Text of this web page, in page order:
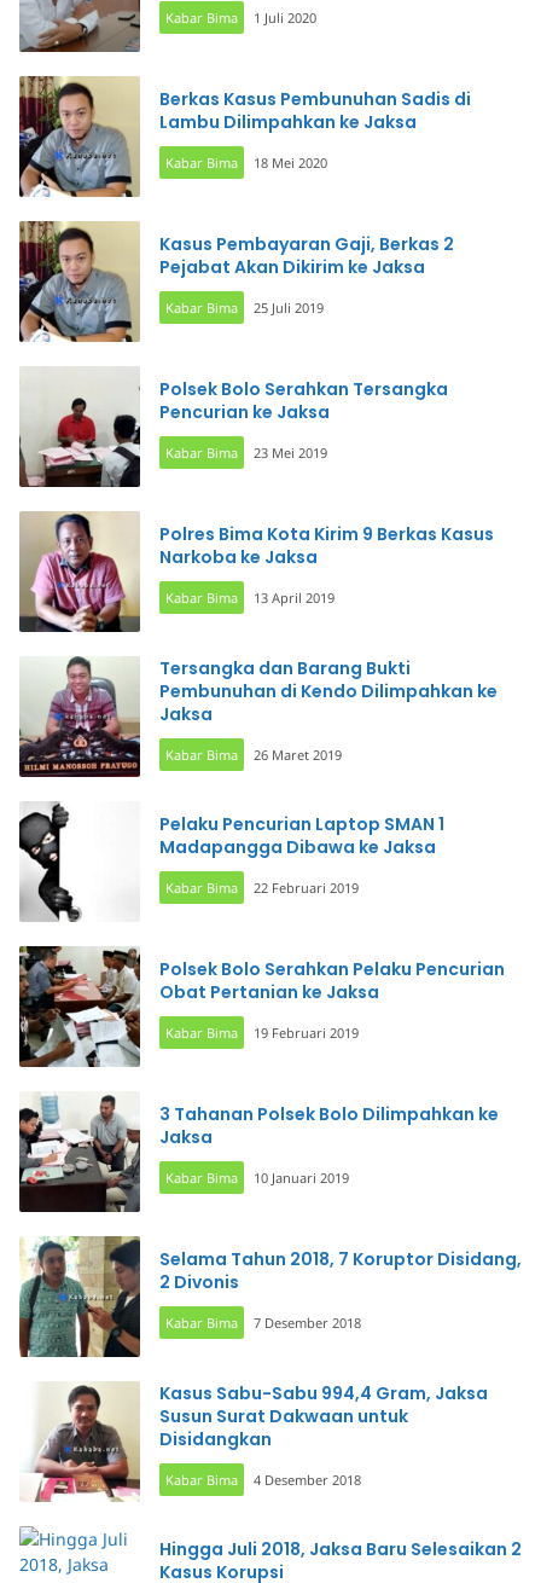
Kabar Bima 1 Juli 2020
Berkas Kasus Pembunuhan Sadis di
Lambu Dilimpahkan ke Jaksa
Kabar Bima 18 Mei 2020
Kasus Pembayaran Gaji, Berkas 2
Pejabat Akan Dikirim ke Jaksa
Kabar Bima 25 Juli 2019
Polsek Bolo Serahkan Tersangka
Pencurian ke Jaksa
Kabar Bima 23 Mei 2019
Polres Bima Kota Kirim 9 Berkas Kasus
Narkoba ke Jaksa
Kabar Bima 13 April 2019
Tersangka dan Barang Bukti
Pembunuhan di Kendo Dilimpahkan ke
Jaksa
Kabar Bima 26 Maret 2019
Pelaku Pencurian Laptop SMAN 1
Madapangga Dibawa ke Jaksa
Kabar Bima 22 Februari 2019
Polsek Bolo Serahkan Pelaku Pencurian
Obat Pertanian ke Jaksa
Kabar Bima 19 Februari 2019
3 Tahanan Polsek Bolo Dilimpahkan ke
Jaksa
Kabar Bima 10 Januari 2019
Selama Tahun 2018, 7 Koruptor Disidang,
2 Divonis
Kabar Bima 7 Desember 2018
Kasus Sabu-Sabu 994,4 Gram, Jaksa
Susun Surat Dakwaan untuk
Disidangkan
Kabar Bima 4 Desember 2018
Hingga Juli 2018, Jaksa Baru Selesaikan 2
Kasus Korupsi